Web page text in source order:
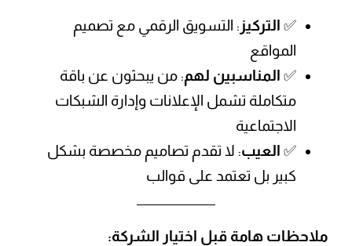
✅ التركيز : التسويق الرقمي مع تصميم
المواقع
✅ المناسبين لهم: من يبحثون عن باقة
متكاملة تشمل الإعلانات وإدارة الشبكات
الاجتماعية
✅ العيب: لا تقدم تصاميم مخصصة بشكل
كبير بل تعتمد على قوالب
ملاحظات هامة قبل اختيار الشركة: